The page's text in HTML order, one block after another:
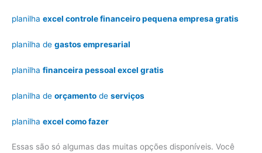
planilha excel controle financeiro pequena empresa gratis
planilha de gastos empresarial
planilha financeira pessoal excel gratis
planilha de orçamento de serviços
planilha excel como fazer
Essas são só algumas das muitas opções disponíveis. Você